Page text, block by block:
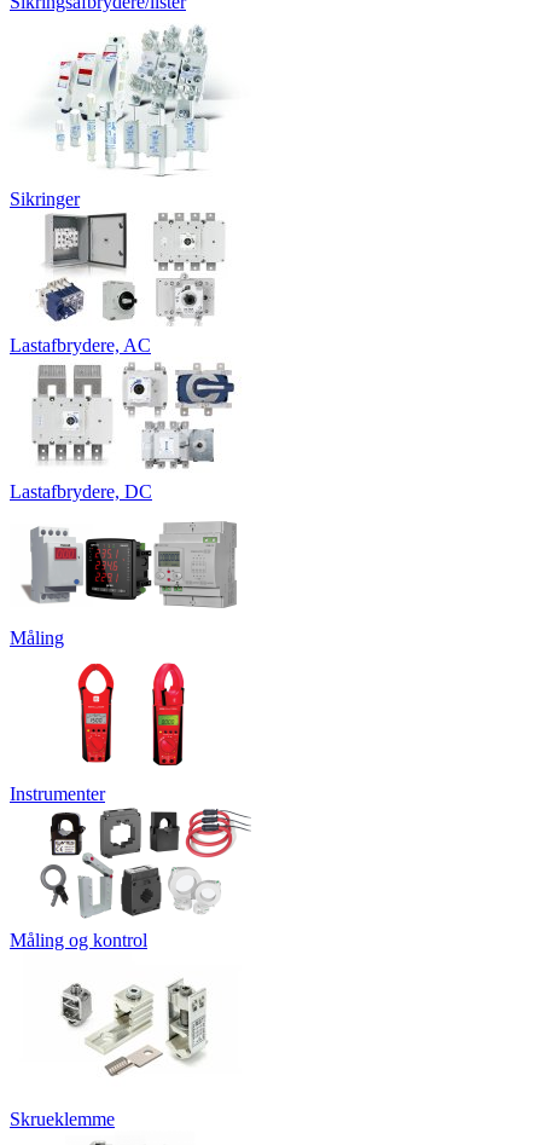
Sikringer
Lastafbrydere, AC
Lastafbrydere, DC
Måling
Instrumenter
Måling og kontrol
Skrueklemme